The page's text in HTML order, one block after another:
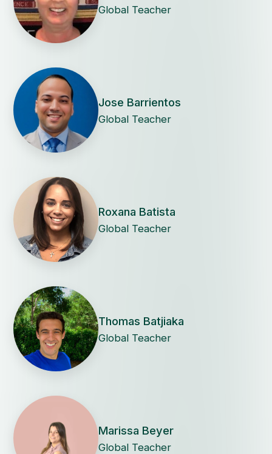
Global Teacher
Jose Barrientos
Global Teacher
Roxana Batista
Global Teacher
Thomas Batjiaka
Global Teacher
Marissa Beyer
Global Teacher